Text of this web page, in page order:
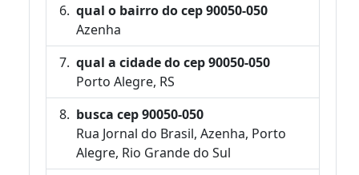
qual o bairro do cep 90050-050
Azenha
qual a cidade do cep 90050-050
Porto Alegre, RS
busca cep 90050-050
Rua Jornal do Brasil, Azenha, Porto
Alegre, Rio Grande do Sul